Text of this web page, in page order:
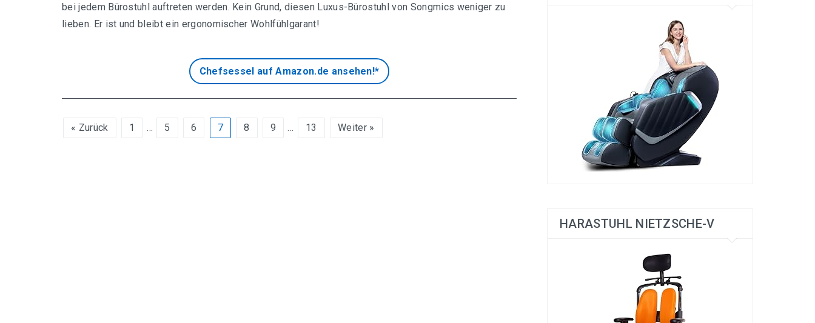
bei jedem Bürostuhl auftreten werden. Kein Grund, diesen Luxus-Bürostuhl von Songmics weniger zu
lieben. Er ist und bleibt ein ergonomischer Wohlfühlgarant!
Chefsessel auf Amazon.de ansehen!*
« Zurück 1 … 5 6 7 8 9 … 13 Weiter »
HARASTUHL NIETZSCHE-V